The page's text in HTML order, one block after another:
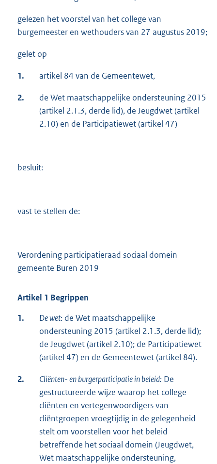
gelezen het voorstel van het college van
burgemeester en wethouders van 27 augustus 2019;
gelet op
1. artikel 84 van de Gemeentewet,
2.
de Wet maatschappelijke ondersteuning 2015
(artikel 2.1.3, derde lid), de Jeugdwet (artikel
2.10) en de Participatiewet (artikel 47)
besluit:
vast te stellen de:
Verordening participatieraad sociaal domein
gemeente Buren 2019
Artikel 1 Begrippen
1.
De wet: de Wet maatschappelijke
ondersteuning 2015 (artikel 2.1.3, derde lid);
de Jeugdwet (artikel 2.10); de Participatiewet
(artikel 47) en de Gemeentewet (artikel 84).
2. Cliënten- en burgerparticipatie in beleid: De
gestructureerde wijze waarop het college
cliënten en vertegenwoordigers van
cliëntgroepen vroegtijdig in de gelegenheid
stelt om voorstellen voor het beleid
betreffende het sociaal domein (Jeugdwet,
Wet maatschappelijke ondersteuning,